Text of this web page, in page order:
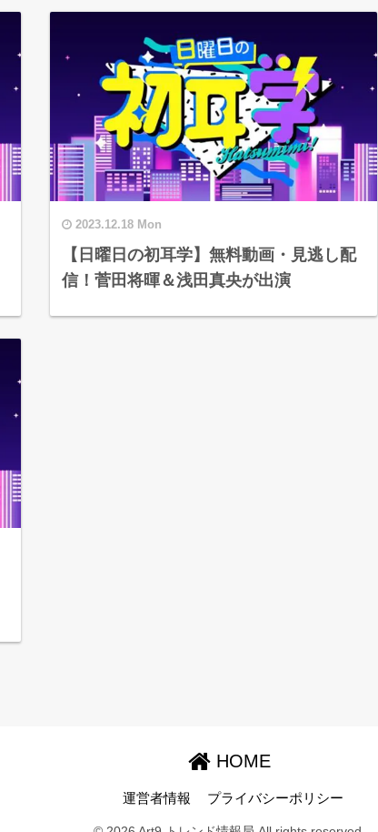
2023.12.18 Mon
【日曜日の初耳学】無料動画・見逃し配
信！菅田将暉＆浅田真央が出演
HOME
運営者情報 プライバシーポリシー